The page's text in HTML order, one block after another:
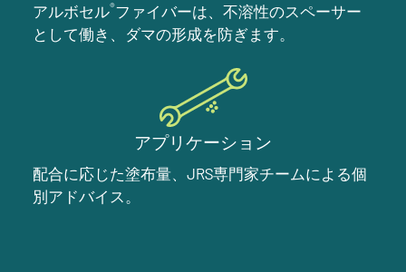
アルボセル®ファイバーは、不溶性のスペーサー
として働き、ダマの形成を防ぎます。
アプリケーション
配合に応じた塗布量、JRS専門家チームによる個
別アドバイス。